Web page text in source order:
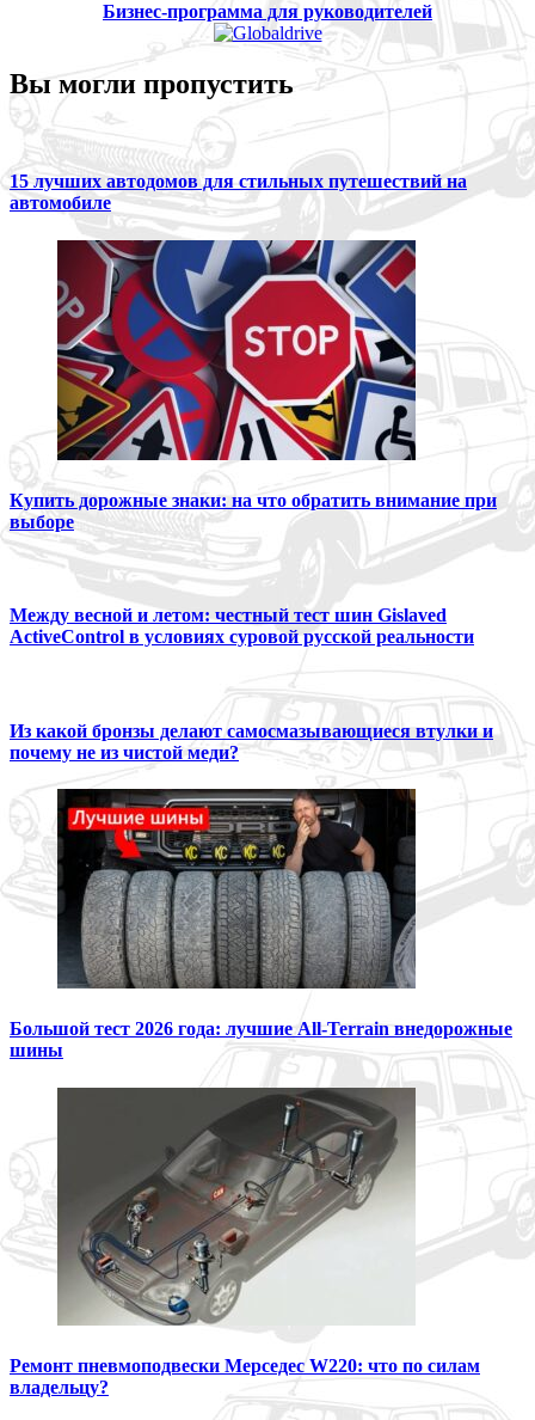
Бизнес-программа для руководителей
Вы могли пропустить
15 лучших автодомов для стильных путешествий на
автомобиле
Купить дорожные знаки: на что обратить внимание при
выборе
Между весной и летом: честный тест шин Gislaved
ActiveControl в условиях суровой русской реальности
Из какой бронзы делают самосмазывающиеся втулки и
почему не из чистой меди?
Большой тест 2026 года: лучшие All-Terrain внедорожные
шины
Ремонт пневмоподвески Мерседес W220: что по силам
владельцу?